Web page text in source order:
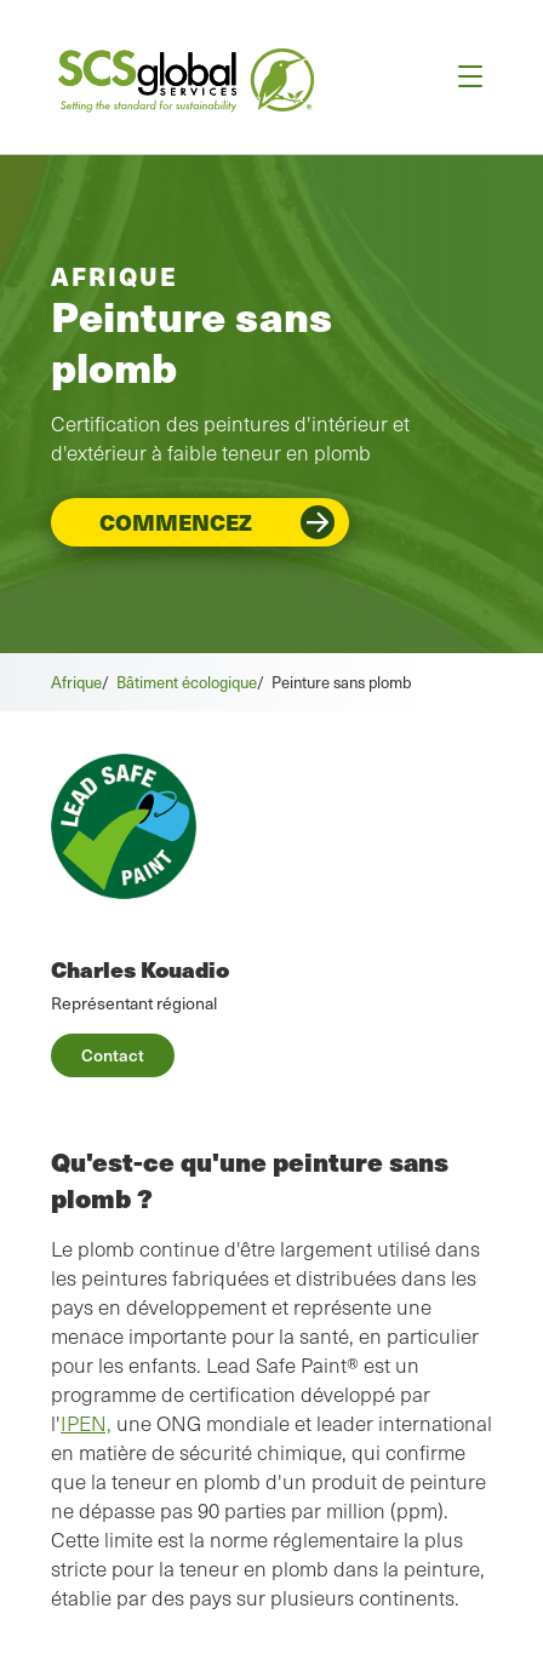
AFRIQUE
Peinture sans
plomb
Certification des peintures d'intérieur et
d'extérieur à faible teneur en plomb
COMMENCEZ
Afrique/ Bâtiment écologique/ Peinture sans plomb
Charles Kouadio
Représentant régional
Contact
Qu'est-ce qu'une peinture sans
plomb ?
Le plomb continue d'être largement utilisé dans
les peintures fabriquées et distribuées dans les
pays en développement et représente une
menace importante pour la santé, en particulier
pour les enfants. Lead Safe Paint® est un
programme de certification développé par
l'IPEN, une ONG mondiale et leader international
en matière de sécurité chimique, qui confirme
que la teneur en plomb d'un produit de peinture
ne dépasse pas 90 parties par million (ppm).
Cette limite est la norme réglementaire la plus
stricte pour la teneur en plomb dans la peinture,
établie par des pays sur plusieurs continents.